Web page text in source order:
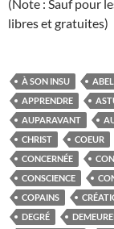
(Note : Sauf pour
libres et gratuites)
À SON INSU ABEL
APPRENDRE
AUPARAVANT
CHRIST
COEUR
CONCERNÉE
CONSCIENCE
COPAINS
DEGRÉ